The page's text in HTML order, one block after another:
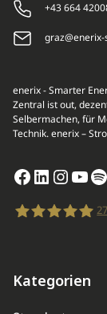
+43 664
enerix - Smarter
Zentral ist out,
Selbermachen, für
Technik. enerix –
Facebook
LinkedIn
Kategorien